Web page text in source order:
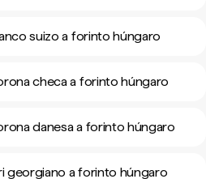
suizo a forinto húngaro
checa a forinto húngaro
danesa a forinto húngaro
georgiano a forinto húngaro